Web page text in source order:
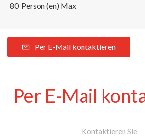
80 Person (en) Max
Per E-Mail kontaktieren
Per E-Mail
Kontaktieren Sie